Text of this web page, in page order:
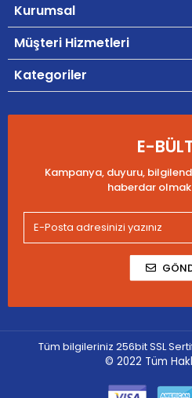
Kurumsal
Müşteri Hizmetleri
Kategoriler
E-
Kampanya, duyuru,
haberdar
Tüm bilgileriniz 256bit SSL
© 2022 Tüm